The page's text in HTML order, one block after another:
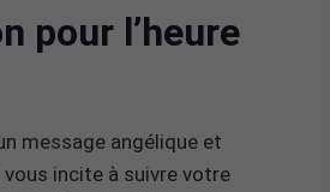
pour l’heure
message angélique et
incite à suivre votre